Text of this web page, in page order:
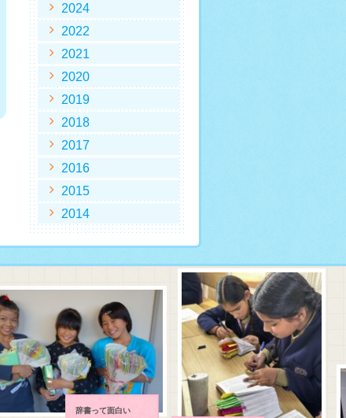
2024
2022
2021
2020
2019
2018
2017
2016
2015
2014
辞書って面白い